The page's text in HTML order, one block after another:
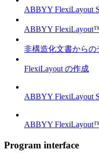
ABBYY FlexiLayout
ABBYY
非構造化文書からの
FlexiLayout の作成
ABBYY FlexiLayout
ABBYY
Program interface